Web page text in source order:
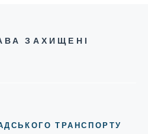
ЗАХИЩЕНІ
ТРАНСПОРТУ